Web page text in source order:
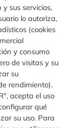
sus servicios,
lo autoriza,
(cookies
y consumo
de visitas y su
su
rendimiento).
acepta el uso
qué
su uso. Para